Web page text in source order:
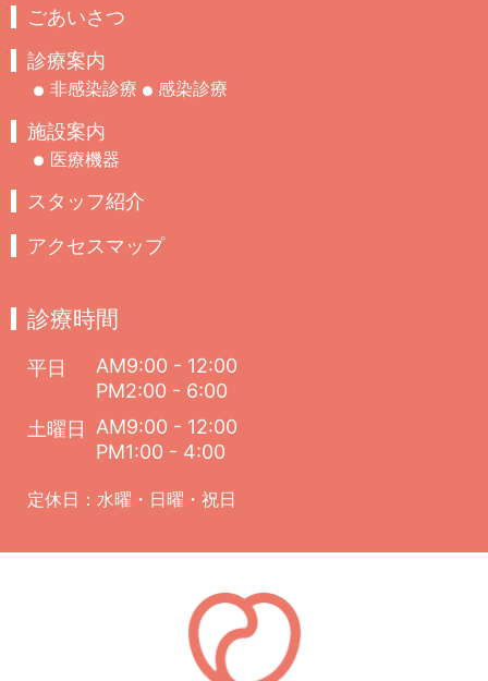
ごあいさつ
診療案内
非感染診療 感染診療
施設案内
医療機器
スタッフ紹介
アクセスマップ
診療時間
平日
AM9:00 - 12:00
PM2:00 - 6:00
土曜日 AM9:00 - 12:00
PM1:00 - 4:00
定休日：水曜・日曜・祝日